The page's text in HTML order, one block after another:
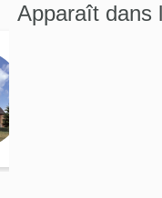
Apparaît dans